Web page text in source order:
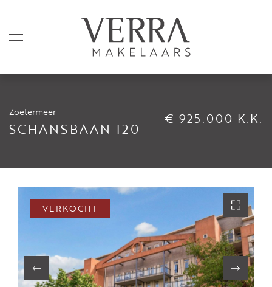
Zoetermeer
SCHANSBAAN 120
€ 925.000 K.K.
VERKOCHT
AANBOD
Shortstay
Verkocht
DIENSTEN